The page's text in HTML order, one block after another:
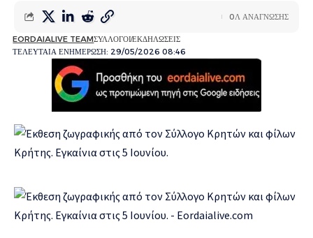
ΤΕΛΕΥΤΑΙΑ ΕΝΗΜΕΡΩΣΗ: 29/05/2026 08:46
EORDAIALIVE TEAMΣΥΛΛΟΓΟΙΕΚΔΗΛΩΣΕΙΣ
0Λ ΑΝΑΓΝΩΣΗΣ